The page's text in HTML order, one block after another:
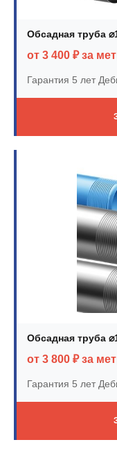
Обсадная труба
от 3 400 ₽ за
Гарантия 5 лет
Обсадная труба
от 3 800 ₽ за
Гарантия 5 лет